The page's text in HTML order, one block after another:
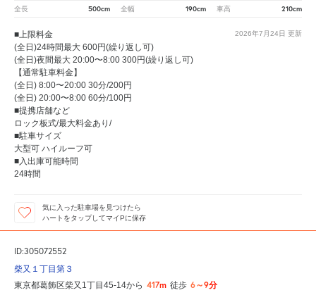
全長 500cm 全幅 190cm 車高 210cm
2026年7月24日 更新
■上限料金
(全日)24時間最大 600円(繰り返し可)
(全日)夜間最大 20:00〜8:00 300円(繰り返し可)
【通常駐車料金】
(全日) 8:00〜20:00 30分/200円
(全日) 20:00〜8:00 60分/100円
■提携店舗など
ロック板式/最大料金あり/
■駐車サイズ
大型可 ハイルーフ可
■入出庫可能時間
24時間
気に入った駐車場を見つけたら
ハートをタップしてマイPに保存
ID:305072552
柴又１丁目第３
東京都葛飾区柴又1丁目45-14から 417m 徒歩 6～9分